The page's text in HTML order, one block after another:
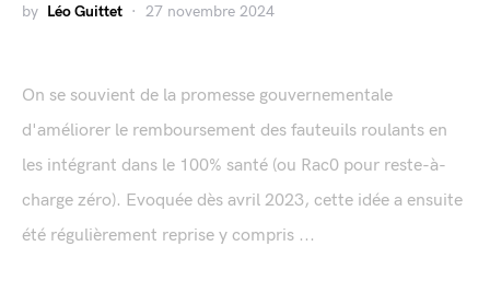
by Léo Guittet 27 novembre 2024
On se souvient de la promesse gouvernementale
d'améliorer le remboursement des fauteuils roulants en
les intégrant dans le 100% santé (ou Rac0 pour reste-à-
charge zéro). Evoquée dès avril 2023, cette idée a ensuite
été régulièrement reprise y compris ...